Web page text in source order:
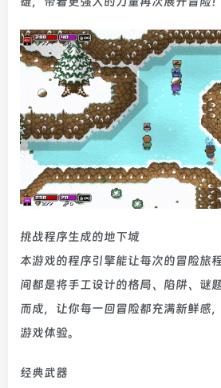
挑战程序生成的地下城
本游戏的程序引擎能让每次的冒险旅
间都是将手工设计的格局、陷阱、谜
而成，让你每一回冒险都充满新鲜感
游戏体验。
经典武器